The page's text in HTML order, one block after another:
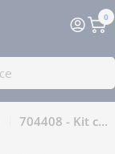
0
704408 - Kit chapeau DEVILBISS HVLP DV1 100 B+ pour pistolet DV1 pour BASE